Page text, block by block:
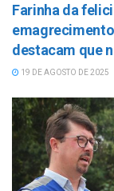
Farinha da
destacam que
19 DE AGOSTO DE 2025